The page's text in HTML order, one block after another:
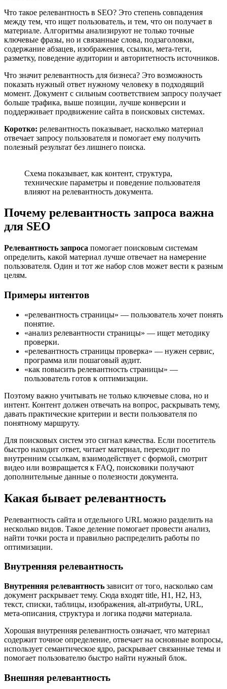
Что такое релевантность в SEO? Это степень совпадения
между тем, что ищет пользователь, и тем, что он получает в
материале. Алгоритмы анализируют не только точные
ключевые фразы, но и связанные слова, подзаголовки,
содержание абзацев, изображения, ссылки, мета-теги,
разметку, поведение аудитории и авторитетность источников.
Что значит релевантность для бизнеса? Это возможность
показать нужный ответ нужному человеку в подходящий
момент. Документ с сильным соответствием запросу получает
больше трафика, выше позиции, лучше конверсии и
поддерживает продвижение сайта в поисковых системах.
Коротко: релевантность показывает, насколько материал
отвечает запросу пользователя и помогает ему получить
полезный результат без лишнего поиска.
Схема показывает, как контент, структура,
технические параметры и поведение пользователя
влияют на релевантность документа.
Почему релевантность запроса важна
для SEO
Релевантность запроса помогает поисковым системам
определить, какой материал лучше отвечает на намерение
пользователя. Один и тот же набор слов может вести к разным
целям.
Примеры интентов
«релевантность страницы» — пользователь хочет понять
понятие.
«анализ релевантности страницы» — ищет методику
проверки.
«релевантность страницы проверка» — нужен сервис,
программа или пошаговый аудит.
«как повысить релевантность страницы» —
пользователь готов к оптимизации.
Поэтому важно учитывать не только ключевые слова, но и
интент. Контент должен отвечать на вопрос, раскрывать тему,
давать практические критерии и вести пользователя по
понятному маршруту.
Для поисковых систем это сигнал качества. Если посетитель
быстро находит ответ, читает материал, переходит по
внутренним ссылкам, взаимодействует с формой, смотрит
видео или возвращается к FAQ, поисковики получают
дополнительные данные о полезности документа.
Какая бывает релевантность
Релевантность сайта и отдельного URL можно разделить на
несколько видов. Такое деление помогает провести анализ,
найти точки роста и правильно распределить работы по
оптимизации.
Внутренняя релевантность
Внутренняя релевантность зависит от того, насколько сам
документ раскрывает тему. Сюда входят title, H1, H2, H3,
текст, списки, таблицы, изображения, alt-атрибуты, URL,
мета-описания, структура и логика подачи материала.
Хорошая внутренняя релевантность означает, что материал
содержит точное определение, отвечает на основные вопросы,
использует семантическое ядро, раскрывает связанные темы и
помогает пользователю быстро найти нужный блок.
Внешняя релевантность